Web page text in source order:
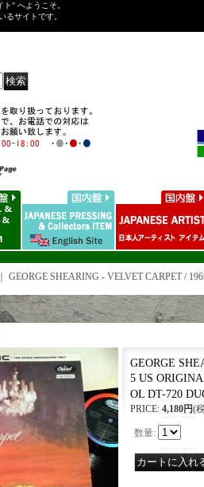
" へようこそ。
るサイトです。
GEORGE SHEARING - VELVET CARPET /
GEORGE
5 US
OL DT-720
PRICE: 4,180円(
数量: